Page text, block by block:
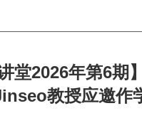
堂2026年第6期
教授应邀作